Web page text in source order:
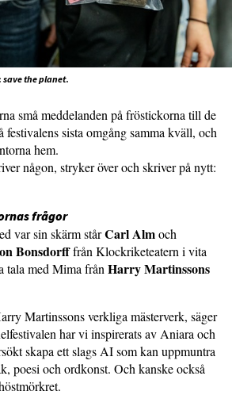
save the planet.
små meddelanden på fröstickorna till de
festivalens sista omgång samma kväll, och
hem.
någon, stryker över och skriver på nytt:
frågor
var sin skärm stårCarl Almoch
Bonsdorfffrån Klockriketeatern i vita
tala med Mima från Harry Martinssons
Martinssons verkliga mästerverk, säger
har vi inspirerats av Aniara och
skapa ett slags AI som kan uppmuntra
poesi och ordkonst. Och kanske också